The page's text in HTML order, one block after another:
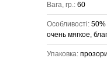
Вага, гр.: 60
Особливості: 50%
очень мягкое,
Упаковка: